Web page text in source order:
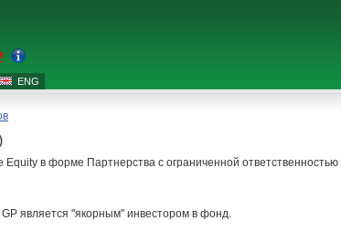
ENG
в форме Партнерства с ограниченной
является "якорным" инвестором в фонд.